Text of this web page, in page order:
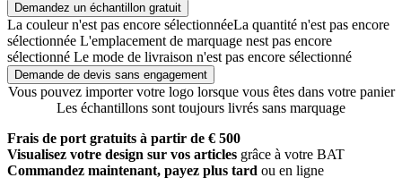
Demandez un échantillon gratuit
La couleur n'est pas encore sélectionnéeLa quantité n'est pas encore
sélectionnée L'emplacement de marquage nest pas encore
sélectionné Le mode de livraison n'est pas encore sélectionné
Demande de devis sans engagement
Vous pouvez importer votre logo lorsque vous êtes dans votre panier
Les échantillons sont toujours livrés sans marquage
Frais de port gratuits à partir de € 500
Visualisez votre design sur vos articles grâce à votre BAT
Commandez maintenant, payez plus tard ou en ligne